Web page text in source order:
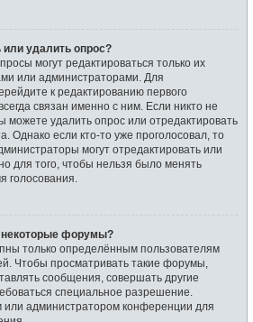
или удалить опрос?
могут редактироваться только их
или администраторами. Для
к редактированию первого
связан именно с ним. Если никто не
можете удалить опрос или отредактировать
Однако если кто-то уже проголосовал, то
могут отредактировать или
для того, чтобы нельзя было менять
голосования.
форумы?
только определённым пользователям
Чтобы просматривать такие форумы,
сообщения, совершать другие
специальное разрешение.
администратором конференции для